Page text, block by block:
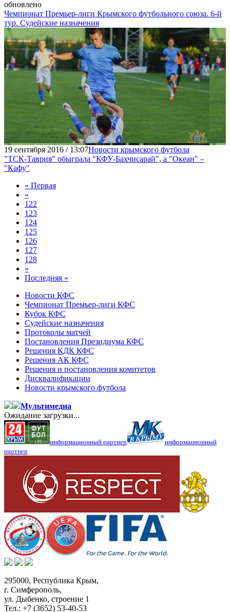
обновлено
Чемпионат Премьер-лиги Крымского футбольного союза. 6-й
тур. Судейские назначения
19 сентября 2016 / 13:07Новости крымского футбола
"ТСК-Таврия" обыграла "КФУ-Бахчисарай", а "Океан" –
"Кафу"
« Первая
«
122
123
124
125
126
127
128
»
Последняя »
Новости КФС
Чемпионат Премьер-лиги КФС
Кубок КФС
Судейские назначения
Протоколы матчей
Постановления Президиума КФС
Решения КДК КФС
Решения АК КФС
Решения и постановления комитетов
Дисквалификации
Новости крымского футбола
Мультимедиа
Ожидание загрузки...
информационный партнер
информационный
партнер
295000, Республика Крым,
г. Симферополь,
ул. Дыбенко, строение 1
Тел.: +7 (3652) 53-40-53